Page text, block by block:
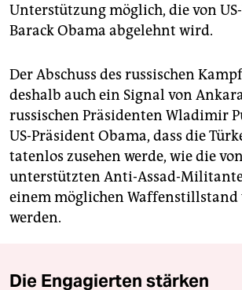
Unterstützung möglich, die von
Barack Obama abgelehnt wird.
Der Abschuss des russischen
deshalb auch ein Signal von
russischen Präsidenten Wladimir
US-Präsident Obama, dass die
tatenlos zusehen werde, wie die
unterstützten Anti-Assad-
einem möglichen Waffenstillstand
werden.
Die Engagierten stärken